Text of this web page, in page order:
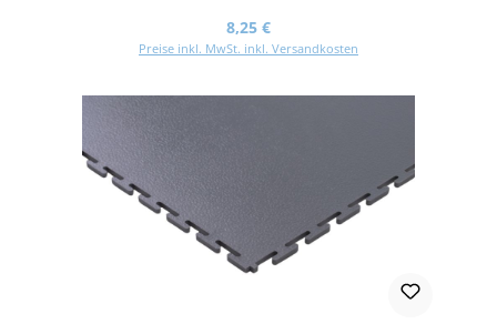
Regulärer Preis:
8,25 €
Preise inkl. MwSt. inkl. Versandkosten